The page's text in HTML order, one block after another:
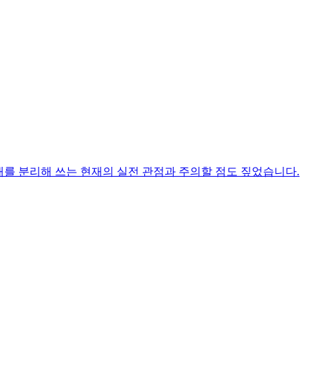
를 분리해 쓰는 현재의 실전 관점과 주의할 점도 짚었습니다.